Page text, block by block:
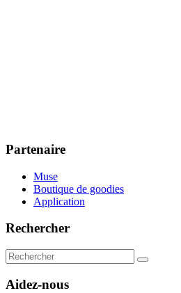
Partenaire
Muse
Boutique de goodies
Application
Rechercher
Aidez-nous